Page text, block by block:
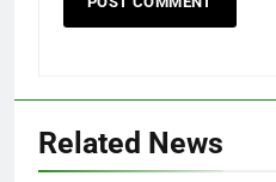
Related News